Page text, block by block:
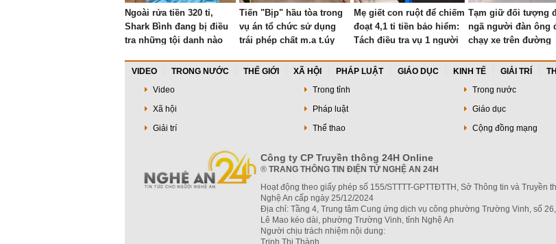
Ngoài rửa tiền 320 tỉ,
Shark Bình đang bị điều
tra những tội danh nào
Tiến "Bịp" hầu tòa trong
vụ án tổ chức sử dụng
trái phép chất m.a t.úy
Mẹ giết con ruột để chiếm
đoạt 4,1 tỉ tiền bảo hiểm:
Tách điều tra vụ 1 người
Tạm giữ đối tượng
ngã người đàn ông
chạy xe trên đường
VIDEO TRONG NƯỚC THẾ GIỚI XÃ HỘI PHÁP LUẬT GIÁO DỤC KINH TẾ GIẢI TRÍ
Video
Trong tỉnh Trong nước
Xã hội
Pháp luật Giáo dục
Giải trí
Thể thao Cộng đồng mạng
Công ty CP Truyền thông 24H Online
® TRANG THÔNG TIN ĐIỆN TỬ NGHỆ AN 24H
Hoạt động theo giấy phép số 155/STTTT-GPTTĐTTH, Sở Thông tin và Truyền
Nghệ An cấp ngày 25/12/2024
Địa chỉ: Tầng 4, Trung tâm Cung ứng dịch vụ công phường Trường Vinh, số
Lê Mao kéo dài, phường Trường Vinh, tỉnh Nghệ An
Người chịu trách nhiệm nội dung:
Trịnh Thị Thành